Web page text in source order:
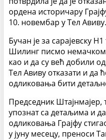
ордена историчару
10. новембар у Тел Авиву.
Бучан је за сарајевску
Шилинг писмо немачком
као и да су већ добили
Тел Авиву отказати и да
одликовања бити
Председник Штајнмајер,
упознат са детаљима и
одликовања Грајфу
у јуну месецу, преноси